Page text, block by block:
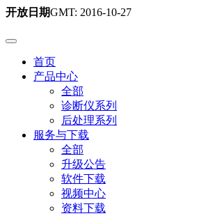
开放日期GMT: 2016-10-27
首页
产品中心
全部
诊断仪系列
后处理系列
服务与下载
全部
升级公告
软件下载
视频中心
资料下载